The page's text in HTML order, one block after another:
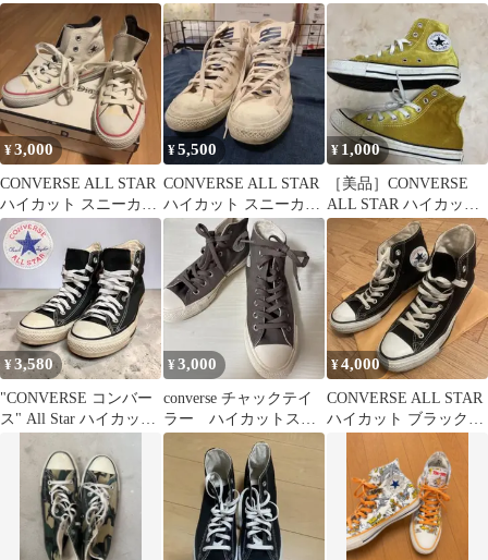
スニーカー
グレー
¥3,000
CONVERSE ALL STAR
ハイカット スニーカー
ホワイト
¥5,500
CONVERSE ALL STAR
ハイカット スニーカー
ホワイト 30cm
¥ 1,000
［美品］CONVERSE
ALL STAR ハイカット
スニーカー・23.5
¥3,580
"CONVERSE コンバー
ス" All Star ハイカット
¥3,000
converse チャックテイ
ラー ハイカットスニ
ーカー
¥4,000
CONVERSE ALL STAR
ハイカット ブラック